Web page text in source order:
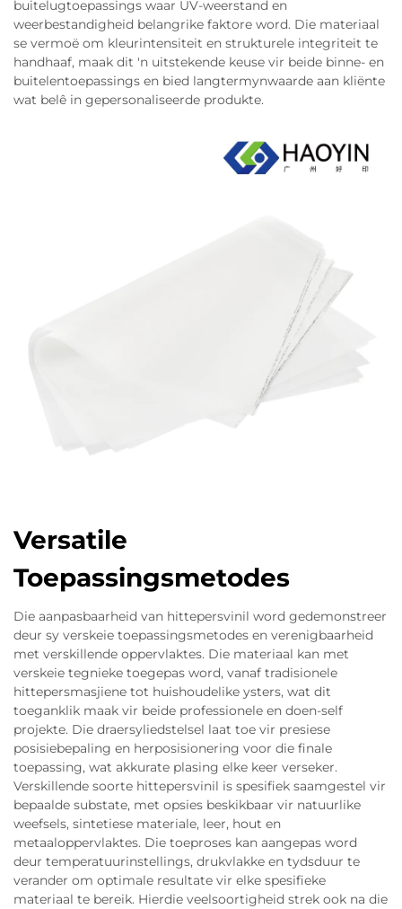
buitelugtoepassings waar UV-weerstand en
weerbestandigheid belangrike faktore word. Die materiaal
se vermoë om kleurintensiteit en strukturele integriteit te
handhaaf, maak dit 'n uitstekende keuse vir beide binne- en
buitelentoepassings en bied langtermynwaarde aan kliënte
wat belê in gepersonaliseerde produkte.
Versatile
Toepassingsmetodes
Die aanpasbaarheid van hittepersvinil word gedemonstreer
deur sy verskeie toepassingsmetodes en verenigbaarheid
met verskillende oppervlaktes. Die materiaal kan met
verskeie tegnieke toegepas word, vanaf tradisionele
hittepersmasjiene tot huishoudelike ysters, wat dit
toeganklik maak vir beide professionele en doen-self
projekte. Die draersyliedstelsel laat toe vir presiese
posisiebepaling en herposisionering voor die finale
toepassing, wat akkurate plasing elke keer verseker.
Verskillende soorte hittepersvinil is spesifiek saamgestel vir
bepaalde substate, met opsies beskikbaar vir natuurlike
weefsels, sintetiese materiale, leer, hout en
metaaloppervlaktes. Die toeproses kan aangepas word
deur temperatuurinstellings, drukvlakke en tydsduur te
verander om optimale resultate vir elke spesifieke
materiaal te bereik. Hierdie veelsoortigheid strek ook na die